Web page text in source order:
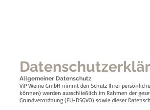
Allgemeiner Datenschutz
ViP Weine GmbH nimmt den Schutz Ihrer
können) werden ausschließlich im Rahmen der
Grundverordnung (EU-DSGVO) sowie dieser